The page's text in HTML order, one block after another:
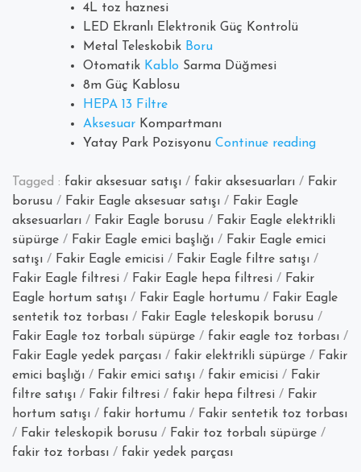
4L toz haznesi
LED Ekranlı Elektronik Güç Kontrolü
Metal Teleskobik Boru
Otomatik Kablo Sarma Düğmesi
8m Güç Kablosu
HEPA 13 Filtre
Aksesuar Kompartmanı
Yatay Park Pozisyonu Continue reading“Fakir
Toz
Torbası
Nerede
Tagged : fakir aksesuar satışı / fakir aksesuarları / Fakir
borusu / Fakir Eagle aksesuar satışı / Fakir Eagle
aksesuarları / Fakir Eagle borusu / Fakir Eagle elektrikli
süpürge / Fakir Eagle emici başlığı / Fakir Eagle emici
satışı / Fakir Eagle emicisi / Fakir Eagle filtre satışı /
Fakir Eagle filtresi / Fakir Eagle hepa filtresi / Fakir
Eagle hortum satışı / Fakir Eagle hortumu / Fakir Eagle
sentetik toz torbası / Fakir Eagle teleskopik borusu /
Fakir Eagle toz torbalı süpürge / fakir eagle toz torbası /
Fakir Eagle yedek parçası / fakir elektrikli süpürge / Fakir
emici başlığı / Fakir emici satışı / fakir emicisi / Fakir
filtre satışı / Fakir filtresi / fakir hepa filtresi / Fakir
hortum satışı / fakir hortumu / Fakir sentetik toz torbası
/ Fakir teleskopik borusu / Fakir toz torbalı süpürge /
fakir toz torbası / fakir yedek parçası